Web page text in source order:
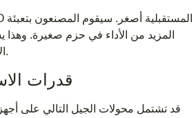
المزيد من الأداء في حزم صغيرة. وهذا
الأصغر والمساحات الضيقة.
قدرات
قد تشتمل محولات الجيل التالي على